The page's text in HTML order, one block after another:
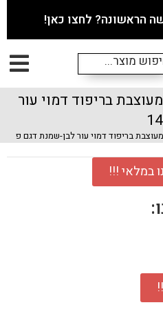
מיטה זוגית 140×190 מעוצבת בריפוד דמוי עור
במלאי !!!